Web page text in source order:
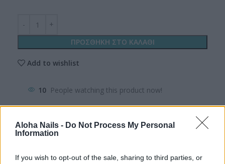
Aloha Nails - Do Not Process My Personal
Information
If you wish to opt-out of the sale, sharing to third parties, or
ΠΡΟΣΘΗΚΗ ΣΤΟ ΚΑΛΑΘΙ
Add to wishlist
10 People watching this product now!
Κωδικός προϊόντος: DB_BF-GR